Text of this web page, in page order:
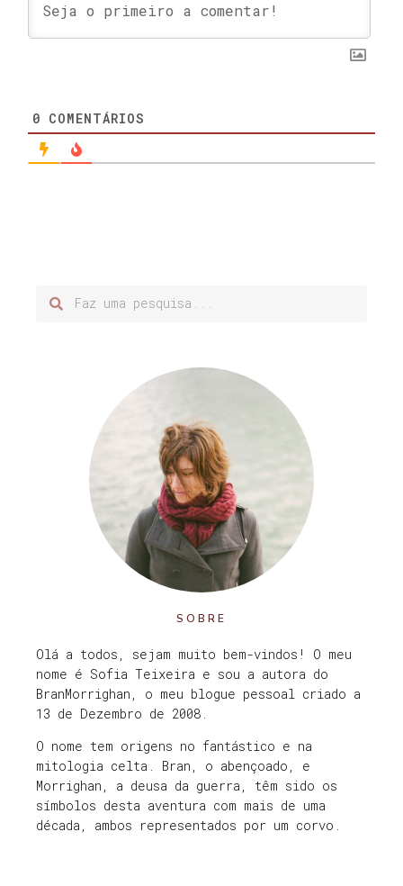
0 COMENTÁRIOS
SOBRE
Olá a todos, sejam muito bem-vindos! O meu
nome é Sofia Teixeira e sou a autora do
BranMorrighan, o meu blogue pessoal criado a
13 de Dezembro de 2008.
O nome tem origens no fantástico e na
mitologia celta. Bran, o abençoado, e
Morrighan, a deusa da guerra, têm sido os
símbolos desta aventura com mais de uma
década, ambos representados por um corvo.